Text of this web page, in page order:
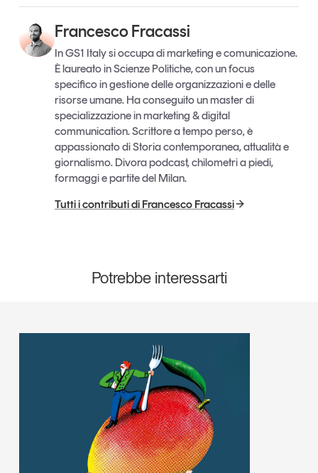
Francesco Fracassi
In GS1 Italy si occupa di marketing e comunicazione.
È laureato in Scienze Politiche, con un focus
specifico in gestione delle organizzazioni e delle
risorse umane. Ha conseguito un master di
specializzazione in marketing & digital
communication. Scrittore a tempo perso, è
appassionato di Storia contemporanea, attualità e
giornalismo. Divora podcast, chilometri a piedi,
formaggi e partite del Milan.
Tutti i contributi di Francesco Fracassi
Potrebbe interessarti